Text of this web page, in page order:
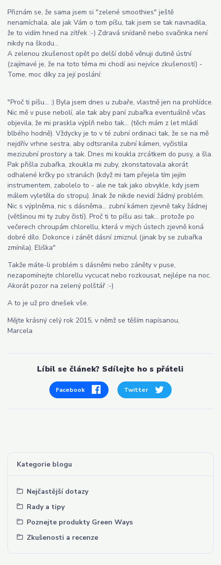
Kategorie blogu
Nejčastější dotazy
Rady a tipy
Poznejte produkty Green Ways
Zkušenosti a recenze
Přiznám se, že sama jsem si "zelené smoothies" ještě
nenamíchala, ale jak Vám o tom píšu, tak jsem se tak navnadila,
že to vidím hned na zítřek :-) Zdravá snídaně nebo svačinka není
nikdy na škodu...
A zelenou zkušenost opět po delší době věnuji dutině ústní
(zajímavé je, že na toto téma mi chodí asi nejvíce zkušeností) -
Tome, moc díky za její poslání:
"Proč ti píšu... :) Byla jsem dnes u zubaře, vlastně jen na prohlídce.
Nic mě v puse nebolí, ale tak aby paní zubařka eventuálně včas
objevila, že mi praskla výplň nebo tak... (těch mám z let mládí
blbého hodně). Vždycky je to v té zubní ordinaci tak, že se na mě
nejdřív vrhne sestra, aby odtsranila zubní kámen, vyčistila
mezizubní prostory a tak. Dnes mi koukla zrcátkem do pusy, a šla.
Pak přišla zubařka, zkoukla mi zuby, zkonstatovala akorát
odhalené krčky po stranách (když mi tam přejela tím jejím
instrumentem, zabolelo to - ale ne tak jako obvykle, kdy jsem
málem vyletěla do stropu). Jinak že nikde nevidí žádný problém.
Nic s výplněma, nic s dásněma... zubní kámen zjevně taky žádnej
(většinou mi ty zuby čistí). Proč ti to píšu asi tak... protože po
večerech chroupám chlorellu, která v mých ústech zjevně koná
dobré dílo. Dokonce i zánět dásní zmiznul (jinak by se zubařka
zmínila). Eliška"
Takže máte-li problém s dásněmi nebo záněty v puse,
nezapomínejte chlorellu vycucat nebo rozkousat, nejlépe na noc.
Akorát pozor na zelený polštář :-)
A to je už pro dnešek vše.
Mějte krásný celý rok 2015, v němž se těším napísanou,
Marcela
Líbil se článek? Sdílejte ho s přáteli
Facebook Twitter